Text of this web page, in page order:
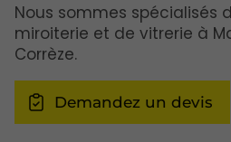
Nous sommes spécialisés
miroiterie et de vitrerie à
Corrèze.
Demandez un devis